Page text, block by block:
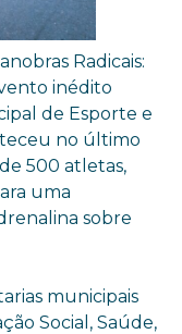
Radicais:
inédito
de Esporte e
no último
500 atletas,
uma
sobre
municipais
Social, Saúde,